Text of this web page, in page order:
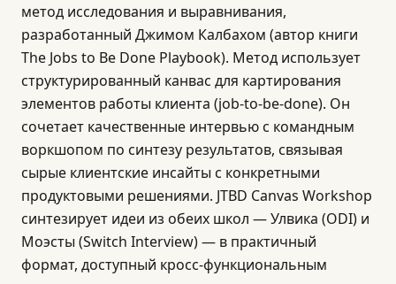
метод исследования и выравнивания,
разработанный Джимом Калбахом (автор книги
The Jobs to Be Done Playbook). Метод использует
структурированный канвас для картирования
элементов работы клиента (job-to-be-done). Он
сочетает качественные интервью с командным
воркшопом по синтезу результатов, связывая
сырые клиентские инсайты с конкретными
продуктовыми решениями. JTBD Canvas Workshop
синтезирует идеи из обеих школ — Улвика (ODI) и
Моэсты (Switch Interview) — в практичный
формат, доступный кросс-функциональным